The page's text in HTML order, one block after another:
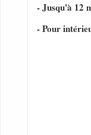
- Jusqu'à 12
- Pour